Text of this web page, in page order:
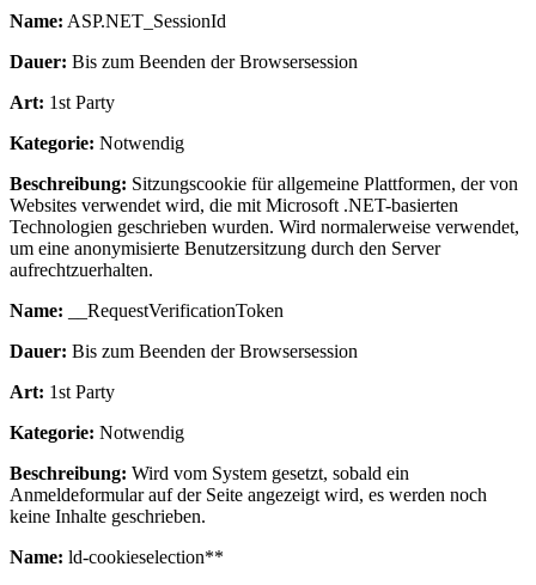
Name: ASP.NET_SessionId
Dauer: Bis zum Beenden der Browsersession
Art: 1st Party
Kategorie: Notwendig
Beschreibung: Sitzungscookie für allgemeine Plattformen, der von
Websites verwendet wird, die mit Microsoft .NET-basierten
Technologien geschrieben wurden. Wird normalerweise verwendet,
um eine anonymisierte Benutzersitzung durch den Server
aufrechtzuerhalten.
Name: __RequestVerificationToken
Dauer: Bis zum Beenden der Browsersession
Art: 1st Party
Kategorie: Notwendig
Beschreibung: Wird vom System gesetzt, sobald ein
Anmeldeformular auf der Seite angezeigt wird, es werden noch
keine Inhalte geschrieben.
Name: ld-cookieselection**